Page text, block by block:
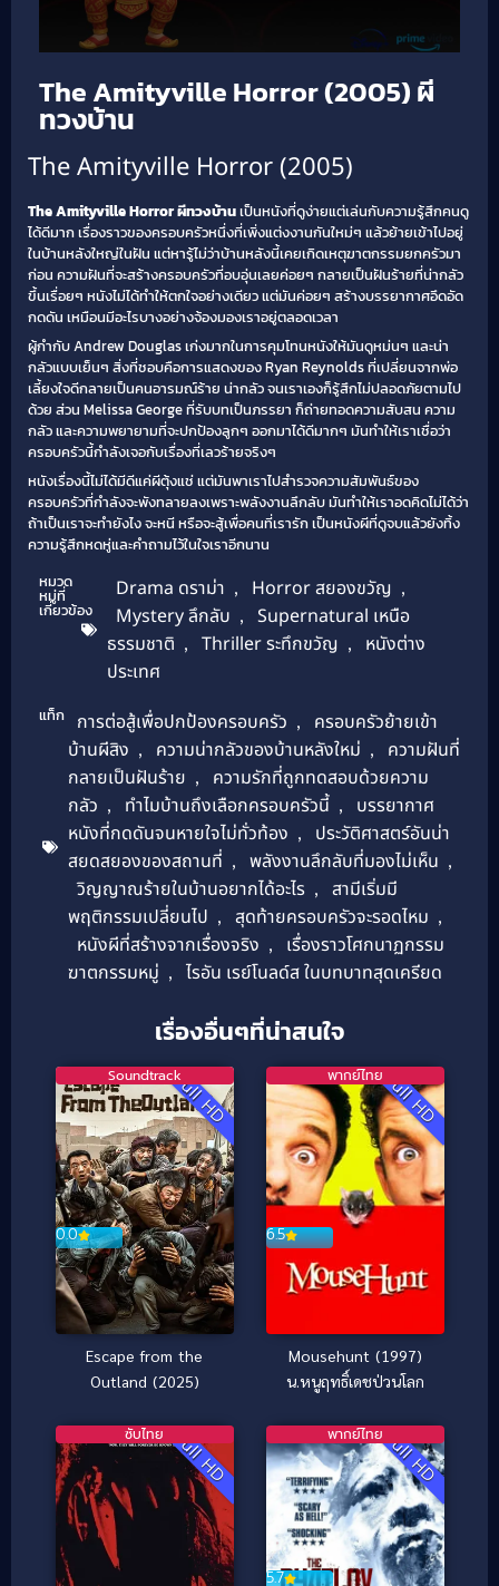
The Amityville Horror (2005) ผี
ทวงบ้าน
The Amityville Horror (2005)
The Amityville Horror ผีทวงบ้านเป็นหนังที่ดูง่ายแต่เล่นกับความรู้สึกคนดู
ได้ดีมาก เรื่องราวของครอบครัวหนึ่งที่เพิ่งแต่งงานกันใหม่ๆ แล้วย้ายเข้าไปอยู่
ในบ้านหลังใหญ่ในฝัน แต่หารู้ไม่ว่าบ้านหลังนี้เคยเกิดเหตุฆาตกรรมยกครัวมา
ก่อน ความฝันที่จะสร้างครอบครัวที่อบอุ่นเลยค่อยๆ กลายเป็นฝันร้ายที่น่ากลัว
ขึ้นเรื่อยๆ หนังไม่ได้ทำให้ตกใจอย่างเดียว แต่มันค่อยๆ สร้างบรรยากาศอึดอัด
กดดัน เหมือนมีอะไรบางอย่างจ้องมองเราอยู่ตลอดเวลา
ผู้กำกับ Andrew Douglas เก่งมากในการคุมโทนหนังให้มันดูหม่นๆ และน่า
กลัวแบบเย็นๆ สิ่งที่ชอบคือการแสดงของ Ryan Reynolds ที่เปลี่ยนจากพ่อ
เลี้ยงใจดีกลายเป็นคนอารมณ์ร้าย น่ากลัว จนเราเองก็รู้สึกไม่ปลอดภัยตามไป
ด้วย ส่วน Melissa George ที่รับบทเป็นภรรยา ก็ถ่ายทอดความสับสน ความ
กลัว และความพยายามที่จะปกป้องลูกๆ ออกมาได้ดีมากๆ มันทำให้เราเชื่อว่า
ครอบครัวนี้กำลังเจอกับเรื่องที่เลวร้ายจริงๆ
หนังเรื่องนี้ไม่ได้มีดีแค่ผีตุ้งแช่ แต่มันพาเราไปสำรวจความสัมพันธ์ของ
ครอบครัวที่กำลังจะพังทลายลงเพราะพลังงานลึกลับ มันทำให้เราอดคิดไม่ได้ว่า
ถ้าเป็นเราจะทำยังไง จะหนี หรือจะสู้เพื่อคนที่เรารัก เป็นหนังผีที่ดูจบแล้วยังทิ้ง
ความรู้สึกหดหู่และคำถามไว้ในใจเราอีกนาน
หมวด
หมู่ที่
เกี่ยวข้อง
Drama ดราม่า , Horror สยองขวัญ ,
Mystery ลึกลับ ,
Supernatural เหนือ
ธรรมชาติ , Thriller ระทึกขวัญ ,
หนังต่าง
ประเทศ
แท็ก การต่อสู้เพื่อปกป้องครอบครัว ,
ครอบครัวย้ายเข้า
บ้านผีสิง , ความน่ากลัวของบ้านหลังใหม่ ,
ความฝันที่
กลายเป็นฝันร้าย ,
ความรักที่ถูกทดสอบด้วยความ
กลัว , ทำไมบ้านถึงเลือกครอบครัวนี้ ,
บรรยากาศ
หนังที่กดดันจนหายใจไม่ทั่วท้อง ,
ประวัติศาสตร์อันน่า
สยดสยองของสถานที่ , พลังงานลึกลับที่มองไม่เห็น ,
วิญญาณร้ายในบ้านอยากได้อะไร ,
สามีเริ่มมี
พฤติกรรมเปลี่ยนไป , สุดท้ายครอบครัวจะรอดไหม ,
หนังผีที่สร้างจากเรื่องจริง ,
เรื่องราวโศกนาฏกรรม
ฆาตกรรมหมู่ , ไรอัน เรย์โนลด์ส ในบทบาทสุดเครียด
เรื่องอื่นๆที่น่าสนใจ
Full HD
0.0
Soundtrack
Escape from the
Outland (2025)
Full HD
6.5
พากย์ไทย
Mousehunt (1997)
น.หนูฤทธิ์เดชป่วนโลก
Full HD
ซับไทย Full HD
5.7
พากย์ไทย